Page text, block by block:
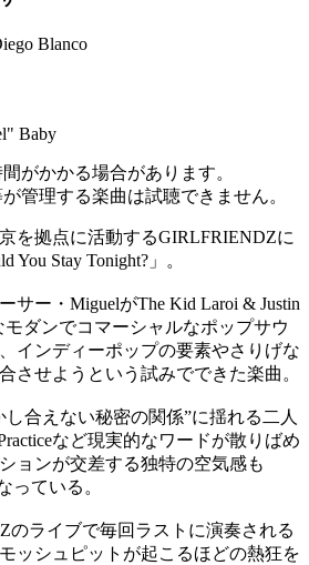
Blanco
Baby
がかかる場合があります。
管理する楽曲は試聴できません。
を拠点に活動するGIRLFRIENDZに
You Stay Tonight?」。
サー・MiguelがThe Kid Laroi & Justin
モダンでコマーシャルなポップサウ
インディーポップの要素やさりげな
させようという試みでできた楽曲。
合えない秘密の関係”に揺れる二人
など現実的なワードが散りばめ
ョンが交差する独特の空気感も
っている。
のライブで毎回ラストに演奏される
ッシュピットが起こるほどの熱狂を